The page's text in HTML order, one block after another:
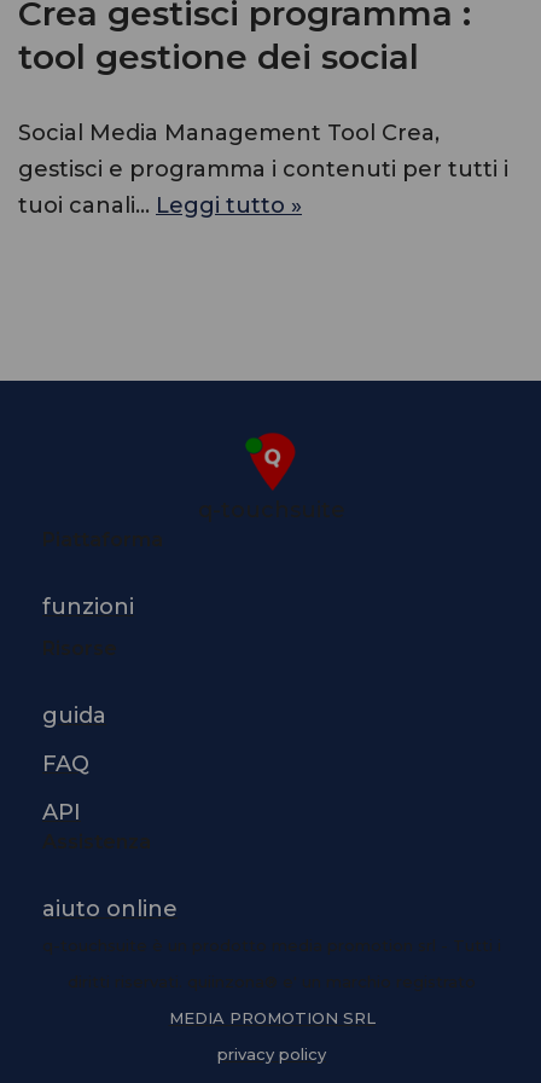
Crea gestisci programma :
tool gestione dei social
Social Media Management Tool Crea,
gestisci e programma i contenuti per tutti i
tuoi canali… Leggi tutto »
q-touchsuite
Piattaforma
funzioni
Risorse
guida
FAQ
API
Assistenza
aiuto online
q-touchsuite è un prodotto media promotion srl - Tutti i
diritti riservati. quiinzona® e' un marchio registrato
MEDIA PROMOTION SRL
privacy policy